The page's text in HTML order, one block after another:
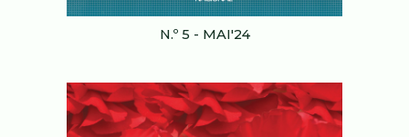
N.º 5 - MAI'24